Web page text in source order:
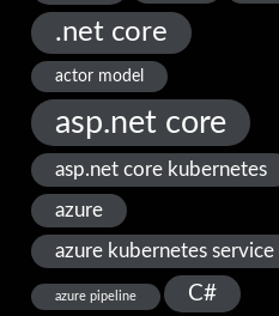
.net core
actor model
asp.net core
asp.net core kubernetes
azure
azure kubernetes service
azure pipeline C#